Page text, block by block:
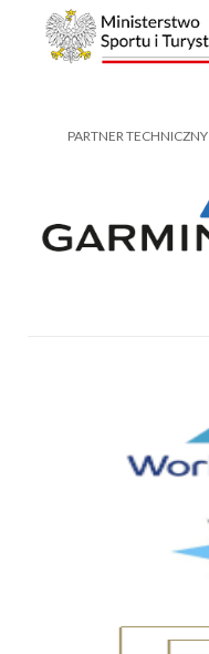
PARTNER TECHNICZNY